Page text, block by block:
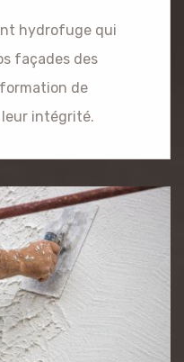
hydrofuge qui
façades des
de
leur intégrité.